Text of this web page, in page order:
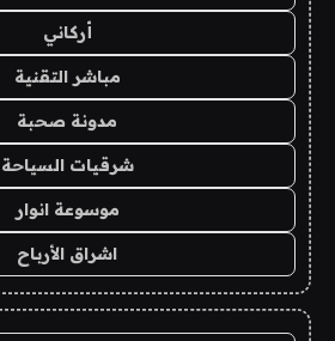
أركاني
مباشر التقنية
مدونة صحبة
شرقيات السياحة
موسوعة انوار
اشراق الأرباح